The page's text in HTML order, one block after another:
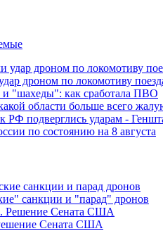
дроном по локомотиву
и "шахеды": как сработала ПВО
области больше всего
РФ подверглись ударам -
по состоянию на 8 августа
санкции и "парад" дронов
Сената США